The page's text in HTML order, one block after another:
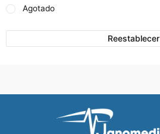
Agotado
Reestablecer